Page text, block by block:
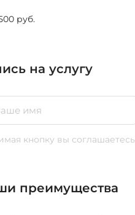
руб.
на услугу
кнопку вы соглашаетесь
преимущества